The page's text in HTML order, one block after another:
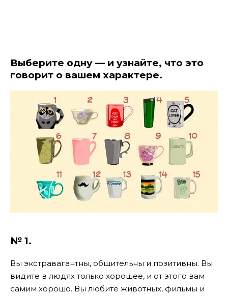
Выберите одну — и узнайте, что это
говорит о вашем характере.
№ 1.
Вы экстравагантны, общительны и позитивны. Вы
видите в людях только хорошее, и от этого вам
самим хорошо. Вы любите животных, фильмы и